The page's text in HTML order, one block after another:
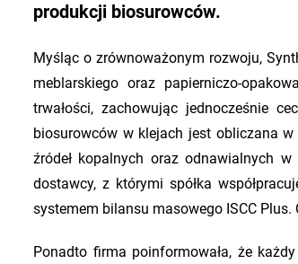
produkcji biosurowców.
Myśląc o zrównoważonym rozwoju,
meblarskiego oraz papierniczo-
trwałości, zachowując jednocześnie
biosurowców w klejach jest obliczana
źródeł kopalnych oraz odnawialnych
dostawcy, z którymi spółka
systemem bilansu masowego ISCC
Ponadto firma poinformowała, że